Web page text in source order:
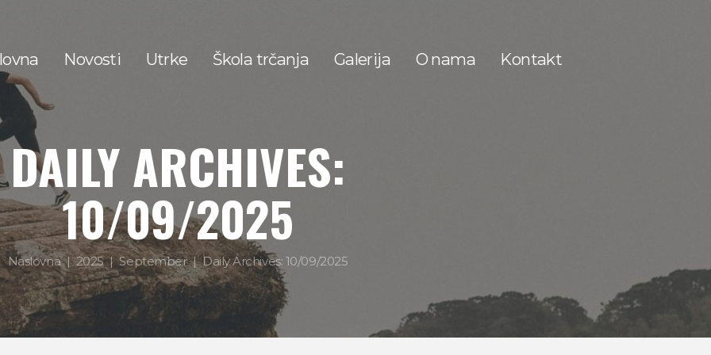
Novosti Utrke Škola trčanja Galerija O nama Kontakt
DAILY ARCHIVES:
10/09/2025
Naslovna 2025 September Daily Archives: 10/09/2025